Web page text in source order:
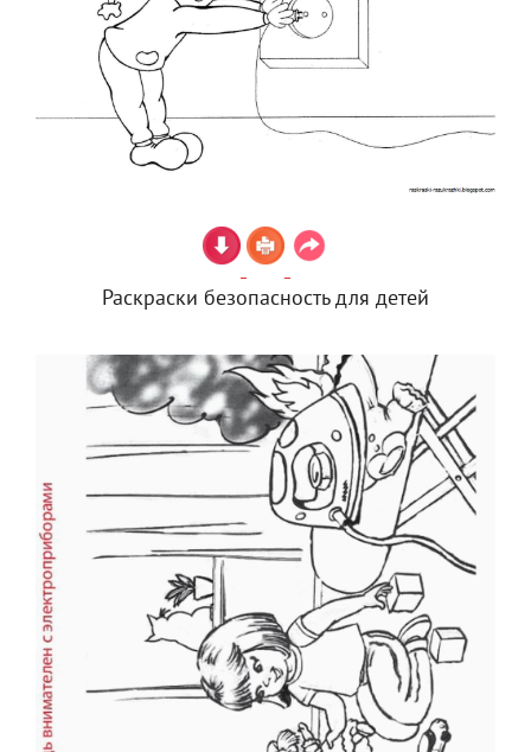
Раскраски безопасность для детей